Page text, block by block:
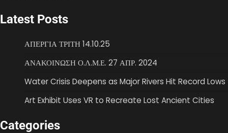
Latest Posts
ΑΠΕΡΓΙΑ ΤΡΙΤΗ 14.10.25
ΑΝΑΚΟΙΝΩΣΗ Ο.Λ.Μ.Ε. 27 ΑΠΡ. 2024
Water Crisis Deepens as Major Rivers Hit Record Lows
Art Exhibit Uses VR to Recreate Lost Ancient Cities
Categories